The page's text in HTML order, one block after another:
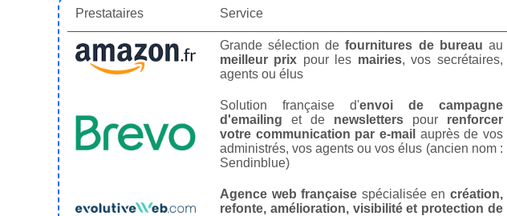
Prestataires Service
Grande sélection defournitures de bureau au
meilleur prix pour les mairies, vos secrétaires,
agents ou élus
Solution française d'envoi de campagne
d'emailing et de newsletterspour renforcer
votre communication par e-mail auprès de vos
administrés, vos agents ou vos élus (ancien nom :
Sendinblue)
Agence web française spécialisée en création,
refonte, amélioration, visibilité et protection de